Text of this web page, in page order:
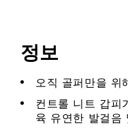
정보
오직 골퍼만을 위
컨트롤 니트 갑피
육 유연한 발걸음